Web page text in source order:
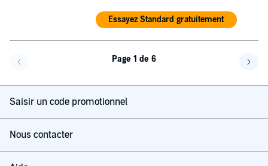
Essayez Standard gratuitement
Page 1 de 6
Saisir un code promotionnel
Nous contacter